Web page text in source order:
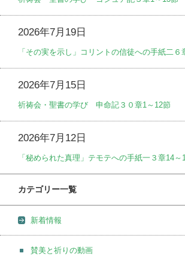
2026年7月19日
「その実を示し」コリントの信徒への手紙二６
2026年7月15日
祈祷会・聖書の学び 申命記３０章1～12節
2026年7月12日
「秘められた真理」テモテへの手紙一３章14～
カテゴリー一覧
新着情報
賛美と祈りの動画